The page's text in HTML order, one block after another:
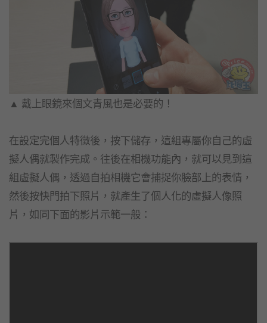
▲ 戴上眼鏡來個文青風也是必要的！
在設定完個人特徵後，按下儲存，這組專屬你自己的虛
擬人偶就製作完成。往後在相機功能內，就可以見到這
組虛擬人偶，透過自拍相機它會捕捉你臉部上的表情，
然後按快門拍下照片，就產生了個人化的虛擬人像照
片，如同下面的影片示範一般：